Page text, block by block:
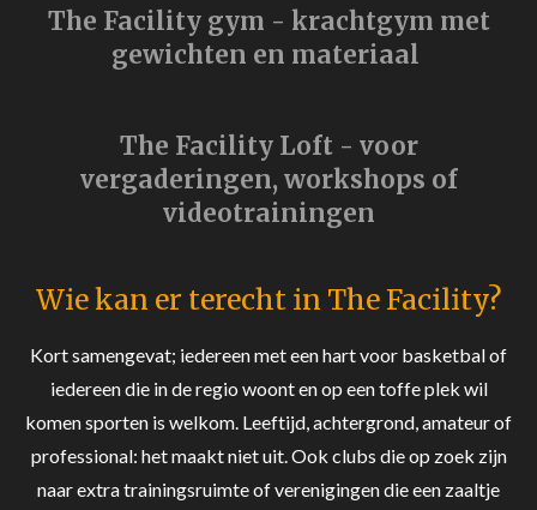
The Facility gym - krachtgym met
gewichten en materiaal
The Facility Loft - voor
vergaderingen, workshops of
videotrainingen
Wie kan er terecht in The Facility?
Kort samengevat; iedereen met een hart voor basketbal of
iedereen die in de regio woont en op een toffe plek wil
komen sporten is welkom. Leeftijd, achtergrond, amateur of
professional: het maakt niet uit. Ook clubs die op zoek zijn
naar extra trainingsruimte of verenigingen die een zaaltje